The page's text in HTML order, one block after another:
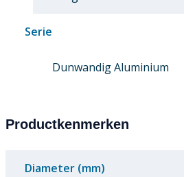
Serie
Dunwandig Aluminium
Productkenmerken
Diameter (mm)